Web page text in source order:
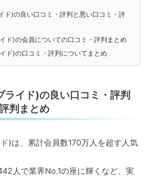
ド)の良い口コミ・評判と悪い口コミ・評
ド)の会員についての口コミ・評判まとめ
ド)の口コミ・評判についてまとめ
イド)の良い口コミ・評判
判まとめ
)は、累計会員数170万人を超す人気
人で業界No.1の座に輝くなど、実